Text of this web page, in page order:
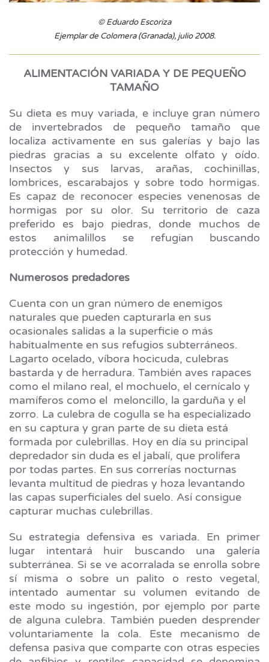
© Eduardo Escoriza
Ejemplar de Colomera (Granada), julio 2008.
ALIMENTACIÓN VARIADA Y DE PEQUEÑO
TAMAÑO
Su dieta es muy variada, e incluye gran número
de invertebrados de pequeño tamaño que
localiza activamente en sus galerías y bajo las
piedras gracias a su excelente olfato y oído.
Insectos y sus larvas, arañas, cochinillas,
lombrices, escarabajos y sobre todo hormigas.
Es capaz de reconocer especies venenosas de
hormigas por su olor. Su territorio de caza
preferido es bajo piedras, donde muchos de
estos animalillos se refugian buscando
protección y humedad.
Numerosos predadores
Cuenta con un gran número de enemigos
naturales que pueden capturarla en sus
ocasionales salidas a la superficie o más
habitualmente en sus refugios subterráneos.
Lagarto ocelado, víbora hocicuda, culebras
bastarda y de herradura. También aves rapaces
como el milano real, el mochuelo, el cernícalo y
mamíferos como el meloncillo, la garduña y el
zorro. La culebra de cogulla se ha especializado
en su captura y gran parte de su dieta está
formada por culebrillas. Hoy en día su principal
depredador sin duda es el jabalí, que prolifera
por todas partes. En sus correrías nocturnas
levanta multitud de piedras y hoza levantando
las capas superficiales del suelo. Así consigue
capturar muchas culebrillas.
Su estrategia defensiva es variada. En primer
lugar intentará huir buscando una galería
subterránea. Si se ve acorralada se enrolla sobre
sí misma o sobre un palito o resto vegetal,
intentado aumentar su volumen evitando de
este modo su ingestión, por ejemplo por parte
de alguna culebra. También pueden desprender
voluntariamente la cola. Este mecanismo de
defensa pasiva que comparte con otras especies